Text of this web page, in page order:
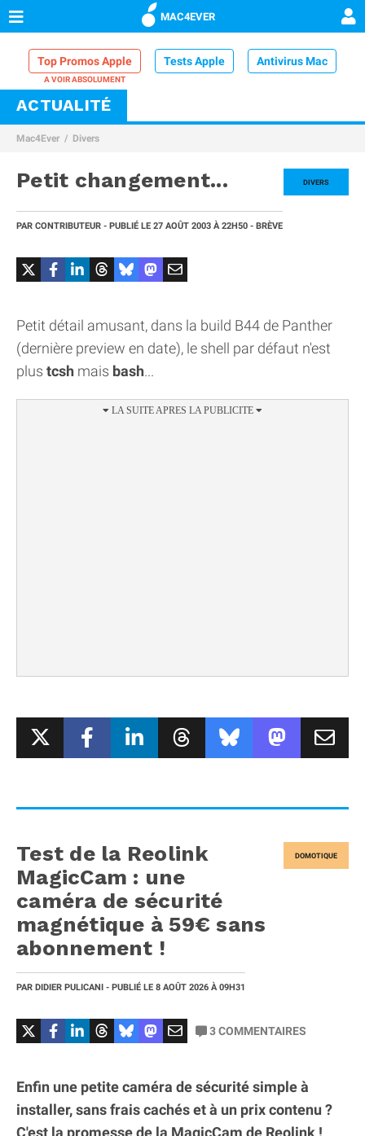
MAC4EVER
Top Promos Apple Tests Apple Antivirus Mac
VPN Mac
Comparatif iPhone
ACTUALITÉ
Mac4Ever Divers
DIVERS
Petit changement...
PAR CONTRIBUTEUR - PUBLIÉ LE 27 AOÛT 2003 À 22H50 - BRÈVE
Petit détail amusant, dans la build B44 de Panther
(dernière preview en date), le shell par défaut n'est
plus tcsh mais bash...
DOMOTIQUE
Test de la Reolink
MagicCam : une
caméra de sécurité
magnétique à 59€ sans
abonnement !
PAR DIDIER PULICANI - PUBLIÉ LE 8 AOÛT 2026 À 09H31
3COMMENTAIRES
Enfin une petite caméra de sécurité simple à
installer, sans frais cachés et à un prix contenu ?
C'est la promesse de la MagicCam de Reolink !